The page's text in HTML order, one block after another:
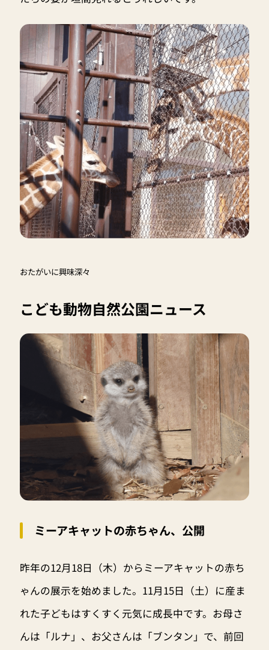
おたがいに興味深々
こども動物自然公園ニュース
ミーアキャットの赤ちゃん、公開
昨年の12月18日（木）からミーアキャットの赤ち
ゃんの展示を始めました。11月15日（土）に産ま
れた子どもはすくすく元気に成長中です。お母さ
んは「ルナ」、お父さんは「ブンタン」で、前回